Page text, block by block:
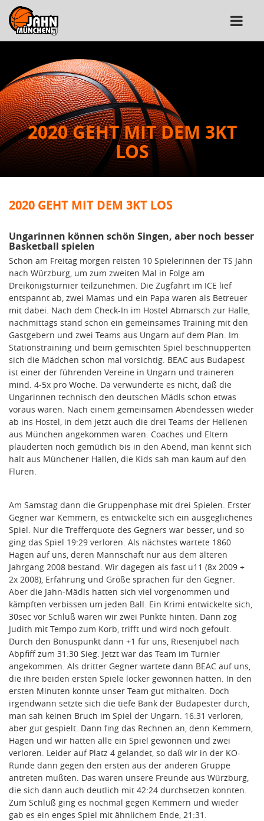
2020 GEHT MIT DEM 3KT
LOS
2020 GEHT MIT DEM 3KT LOS
Ungarinnen können schön Singen, aber noch besser
Basketball spielen
Schon am Freitag morgen reisten 10 Spielerinnen der TS Jahn
nach Würzburg, um zum zweiten Mal in Folge am
Dreikönigsturnier teilzunehmen. Die Zugfahrt im ICE lief
entspannt ab, zwei Mamas und ein Papa waren als Betreuer
mit dabei. Nach dem Check-In im Hostel Abmarsch zur Halle,
nachmittags stand schon ein gemeinsames Training mit den
Gastgebern und zwei Teams aus Ungarn auf dem Plan. Im
Stationstraining und beim gemischten Spiel beschnupperten
sich die Mädchen schon mal vorsichtig. BEAC aus Budapest
ist einer der führenden Vereine in Ungarn und traineren
mind. 4-5x pro Woche. Da verwunderte es nicht, daß die
Ungarinnen technisch den deutschen Mädls schon etwas
voraus waren. Nach einem gemeinsamen Abendessen wieder
ab ins Hostel, in dem jetzt auch die drei Teams der Hellenen
aus München angekommen waren. Coaches und Eltern
plauderten noch gemütlich bis in den Abend, man kennt sich
halt aus Münchener Hallen, die Kids sah man kaum auf den
Fluren.
Am Samstag dann die Gruppenphase mit drei Spielen. Erster
Gegner war Kemmern, es entwickelte sich ein ausgeglichenes
Spiel. Nur die Trefferquote des Gegners war besser, und so
ging das Spiel 19:29 verloren. Als nächstes wartete 1860
Hagen auf uns, deren Mannschaft nur aus dem älteren
Jahrgang 2008 bestand. Wir dagegen als fast u11 (8x 2009 +
2x 2008), Erfahrung und Größe sprachen für den Gegner.
Aber die Jahn-Mädls hatten sich viel vorgenommen und
kämpften verbissen um jeden Ball. Ein Krimi entwickelte sich,
30sec vor Schluß waren wir zwei Punkte hinten. Dann zog
Judith mit Tempo zum Korb, trifft und wird noch gefoult.
Durch den Bonuspunkt dann +1 für uns, Riesenjubel nach
Abpfiff zum 31:30 Sieg. Jetzt war das Team im Turnier
angekommen. Als dritter Gegner wartete dann BEAC auf uns,
die ihre beiden ersten Spiele locker gewonnen hatten. In den
ersten Minuten konnte unser Team gut mithalten. Doch
irgendwann setzte sich die tiefe Bank der Budapester durch,
man sah keinen Bruch im Spiel der Ungarn. 16:31 verloren,
aber gut gespielt. Dann fing das Rechnen an, denn Kemmern,
Hagen und wir hatten alle ein Spiel gewonnen und zwei
verloren. Leider auf Platz 4 gelandet, so daß wir in der KO-
Runde dann gegen den ersten aus der anderen Gruppe
antreten mußten. Das waren unsere Freunde aus Würzburg,
die sich dann auch deutlich mit 42:24 durchsetzen konnten.
Zum Schluß ging es nochmal gegen Kemmern und wieder
gab es ein enges Spiel mit ähnlichem Ende, 21:31.